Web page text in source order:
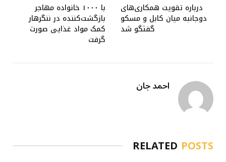
درباره تقویت همکاری‌های
دوجانبه میان کابل و مسکو
گفتگو شد
با ۱۰۰۰ خانواده‌ مهاجر
بازگشت‌کننده در ننگرهار
کمک مواد غذایی صورت
گرفت
احمد جان
RELATED POSTS